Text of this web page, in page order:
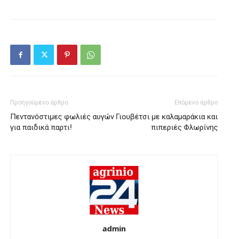
Προηγούμενο άρθρο
Πεντανόστιμες φωλιές αυγών
για παιδικά παρτι!
Επόμενο άρθρο
Γιουβέτσι με καλαμαράκια και
πιπεριές Φλωρίνης
admin